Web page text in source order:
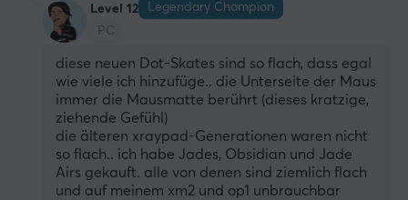
Level 12
Legendary Champion
PC
diese neuen Dot-Skates sind so flach, dass egal
wie viele ich hinzufüge.. die Unterseite der Maus
immer die Mausmatte berührt (dieses kratzige,
ziehende Gefühl)
die älteren xraypad-Generationen waren nicht
so flach.. ich habe Jades, Obsidian und Jade
Airs gekauft. alle von denen sind ziemlich flach
und auf meinem xm2 und op1 unbrauchbar